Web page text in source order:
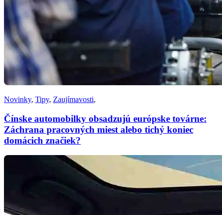
Novinky, Tipy, Zaujímavosti,
Čínske automobilky obsadzujú európske továrne:
Záchrana pracovných miest alebo tichý koniec
domácich značiek?